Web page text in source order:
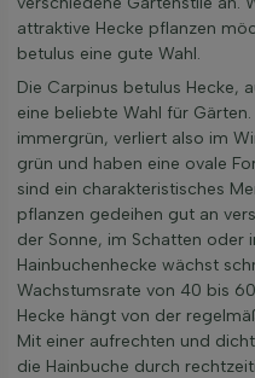
attraktive Hecke pflanzen
betulus eine gute Wahl.
Die Carpinus betulus Hecke,
eine beliebte Wahl für
immergrün, verliert also im
grün und haben eine ovale
sind ein charakteristisches
pflanzen gedeihen gut an
der Sonne, im Schatten oder
Hainbuchenhecke wächst
Wachstumsrate von 40 bis
Hecke hängt von der
Mit einer aufrechten und
die Hainbuche durch